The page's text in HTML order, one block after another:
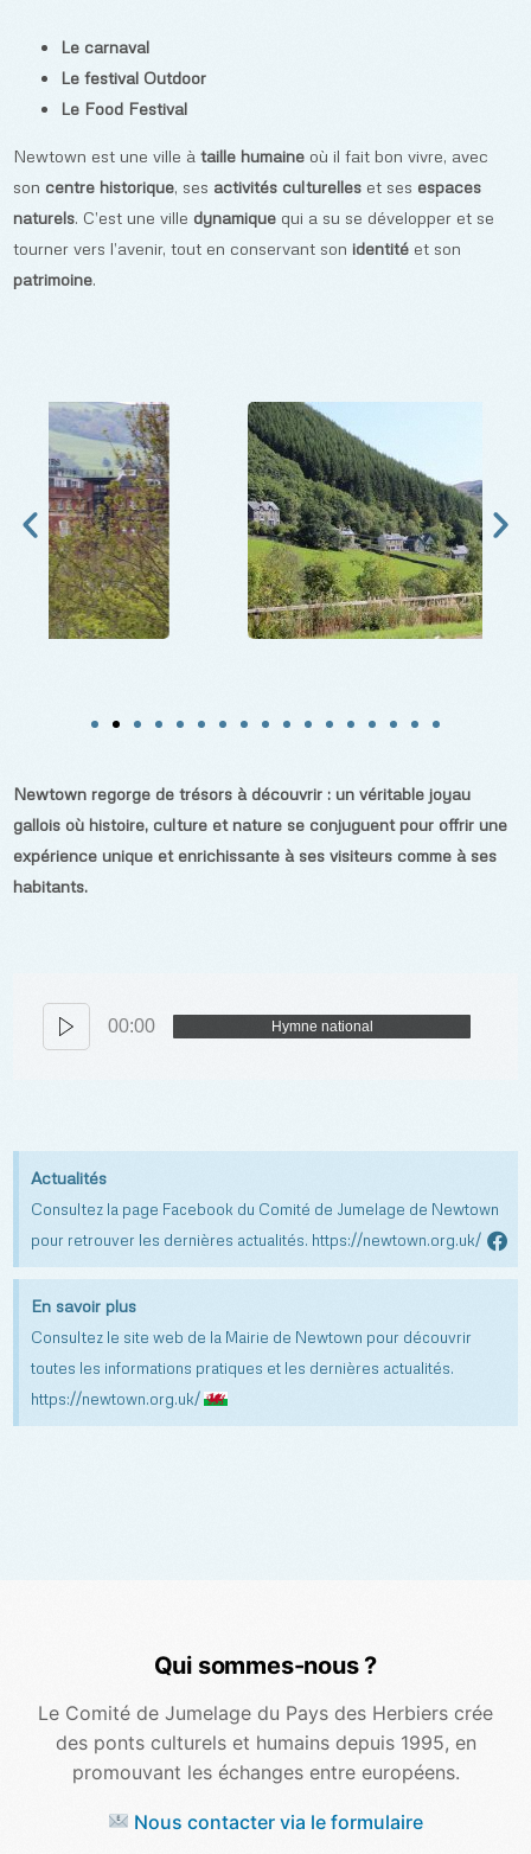
Le carnaval
Le festival Outdoor
Le Food Festival
Newtown est une ville àtaille humaine où il fait bon vivre, avec
son centre historique, ses activités culturelles et ses espaces
naturels. C’est une villedynamique qui a su se développer et se
tourner vers l’avenir, tout en conservant son identité et son
patrimoine.
Newtown regorge de trésors à découvrir : un véritable joyau
gallois où histoire, culture et nature se conjuguent pour offrir une
expérience unique et enrichissante à ses visiteurs comme à ses
habitants.
00:00 Hymne national
Actualités
Consultez la page Facebook du Comité de Jumelage de Newtown
pour retrouver les dernières actualités. https://newtown.org.uk/
En savoir plus
Consultez le site web de la Mairie de Newtown pour découvrir
toutes les informations pratiques et les dernières actualités.
https://newtown.org.uk/
Qui sommes-nous ?
Le Comité de Jumelage du Pays des Herbiers crée
des ponts culturels et humains depuis 1995, en
promouvant les échanges entre européens.
Nous contacter via le formulaire